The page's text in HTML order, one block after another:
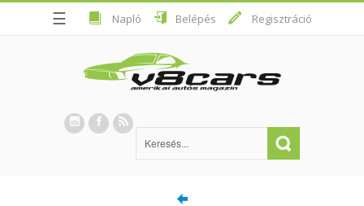
☰ Napló Belépés Regisztráció